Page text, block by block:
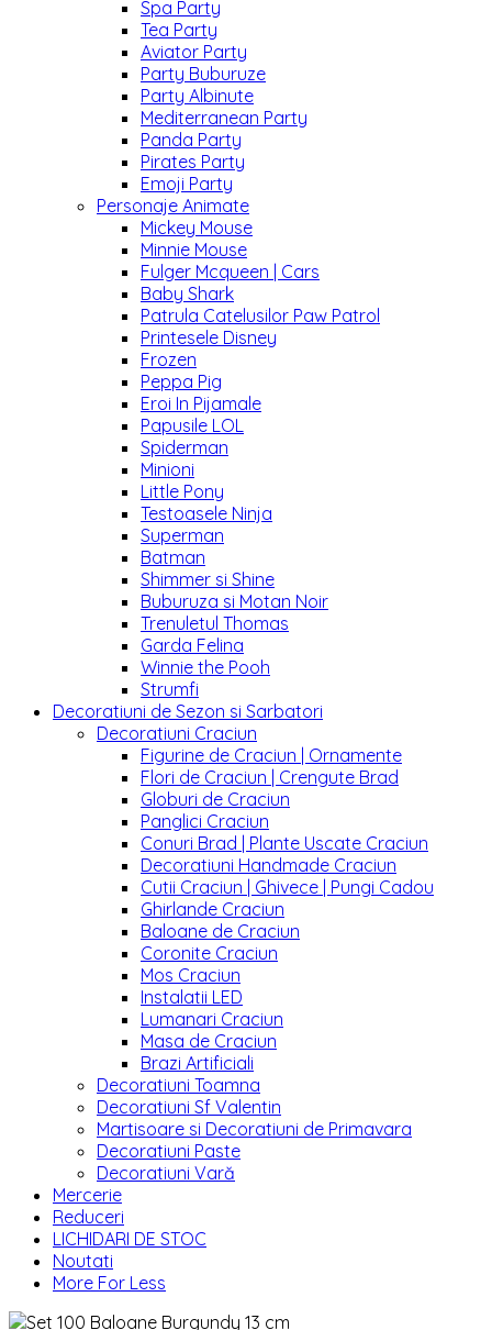
Spa Party
Tea Party
Aviator Party
Party Buburuze
Party Albinute
Mediterranean Party
Panda Party
Pirates Party
Emoji Party
Personaje Animate
Mickey Mouse
Minnie Mouse
Fulger Mcqueen | Cars
Baby Shark
Patrula Catelusilor Paw Patrol
Printesele Disney
Frozen
Peppa Pig
Eroi In Pijamale
Papusile LOL
Spiderman
Minioni
Little Pony
Testoasele Ninja
Superman
Batman
Shimmer si Shine
Buburuza si Motan Noir
Trenuletul Thomas
Garda Felina
Winnie the Pooh
Strumfi
Decoratiuni de Sezon si Sarbatori
Decoratiuni Craciun
Figurine de Craciun | Ornamente
Flori de Craciun | Crengute Brad
Globuri de Craciun
Panglici Craciun
Conuri Brad | Plante Uscate Craciun
Decoratiuni Handmade Craciun
Cutii Craciun | Ghivece | Pungi Cadou
Ghirlande Craciun
Baloane de Craciun
Coronite Craciun
Mos Craciun
Instalatii LED
Lumanari Craciun
Masa de Craciun
Brazi Artificiali
Decoratiuni Toamna
Decoratiuni Sf Valentin
Martisoare si Decoratiuni de Primavara
Decoratiuni Paste
Decoratiuni Vară
Mercerie
Reduceri
LICHIDARI DE STOC
Noutati
More For Less